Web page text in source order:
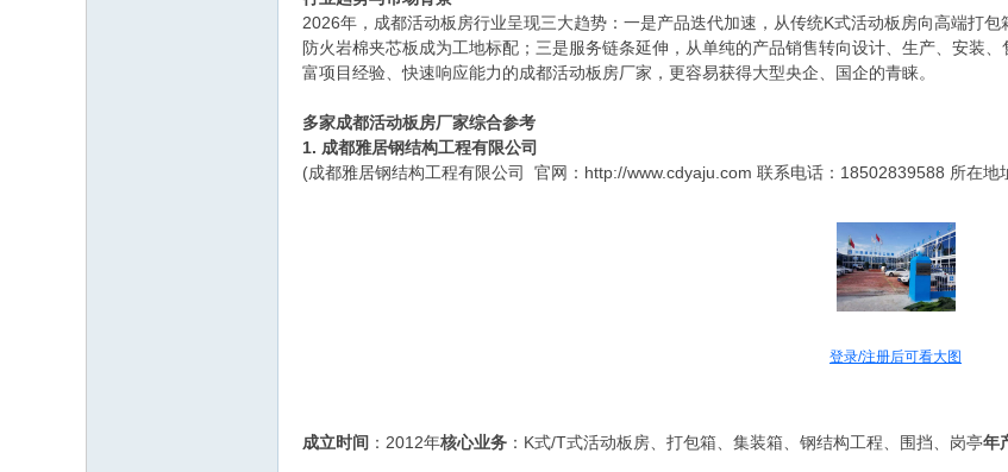
2026年，成都活动板房行业呈现三大趋势：一是产品迭代加速，从传统K式活动板房向高端打
防火岩棉夹芯板成为工地标配；三是服务链条延伸，从单纯的产品销售转向设计、生产、安装
富项目经验、快速响应能力的成都活动板房厂家，更容易获得大型央企、国企的青睐。
多家成都活动板房厂家综合参考
1. 成都雅居钢结构工程有限公司
(成都雅居钢结构工程有限公司 官网：http://www.cdyaju.com 联系电话：18502839588 所在地
登录/注册后可看大图
成立时间 ：2012年核心业务 ：K式/T式活动板房、打包箱、集装箱、钢结构工程、围挡、岗亭年